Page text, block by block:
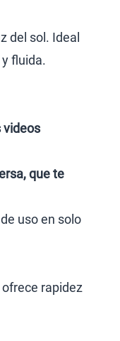
del sol. Ideal
fluida.
videos
que te
uso en solo
ofrece rapidez